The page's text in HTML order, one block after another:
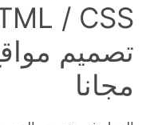
تصميم
مجانا